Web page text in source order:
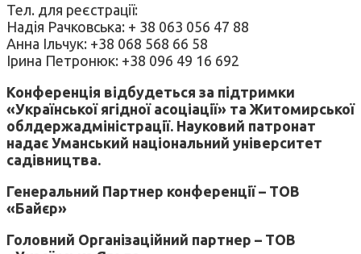
Тел. для реєстрації:
Надія Рачковська: + 38 063 056 47 88
Анна Ільчук: +38 068 568 66 58
Ірина Петронюк: +38 096 49 16 692
Конференція відбудеться за підтримки
«Української ягідної асоціації» та Житомирської
облдержадміністрації. Науковий патронат
надає Уманський національний університет
садівництва.
Генеральний Партнер конференції – ТОВ
«Байєр»
Головний Організаційний партнер – ТОВ